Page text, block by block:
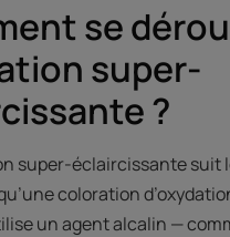
se
super-
?
super-éclaircissante suit
coloration
un agent alcalin —